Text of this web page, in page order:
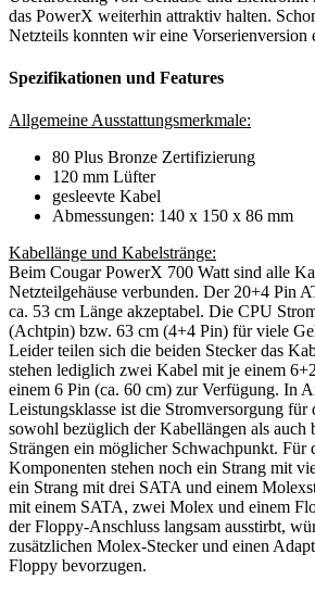
das PowerX weiterhin attraktiv halten.
Netzteils konnten wir eine Vorserienversion
Spezifikationen und Features
Allgemeine Ausstattungsmerkmale:
80 Plus Bronze Zertifizierung
120 mm Lüfter
gesleevte Kabel
Abmessungen: 140 x 150 x 86 mm
Kabellänge und Kabelstränge:
Beim Cougar PowerX 700 Watt sind alle
Netzteilgehäuse verbunden. Der 20+4 Pin
ca. 53 cm Länge akzeptabel. Die CPU
(Achtpin) bzw. 63 cm (4+4 Pin) für viele
Leider teilen sich die beiden Stecker das
stehen lediglich zwei Kabel mit je einem
einem 6 Pin (ca. 60 cm) zur Verfügung. In
Leistungsklasse ist die Stromversorgung
sowohl bezüglich der Kabellängen als auch
Strängen ein möglicher Schwachpunkt. Für
Komponenten stehen noch ein Strang mit
ein Strang mit drei SATA und einem
mit einem SATA, zwei Molex und einem
der Floppy-Anschluss langsam ausstirbt,
zusätzlichen Molex-Stecker und einen
Floppy bevorzugen.